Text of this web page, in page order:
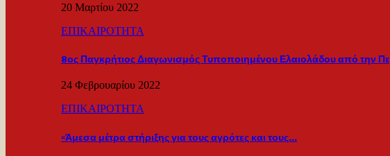
20 Μαρτίου 2022
ΕΠΙΚΑΙΡΟΤΗΤΑ
8ος Παγκρήτιος Διαγωνισμός Τυποποιημένου Ελαιολάδου από την
24 Φεβρουαρίου 2022
ΕΠΙΚΑΙΡΟΤΗΤΑ
«Άμεσα μέτρα στήριξης για τους αγρότες και τους…